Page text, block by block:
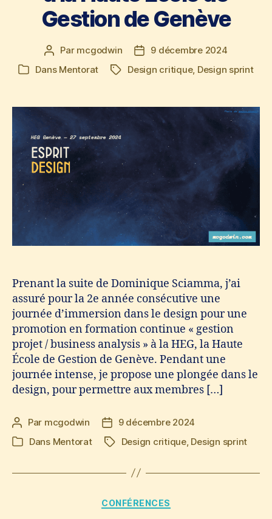
Gestion de Genève
Auteur
de
Par mcgodwin
Date
de
l’article
9 décembre 2024
Catégories
Dans Mentorat Étiquettes
Design critique, Design sprint
Prenant la suite de Dominique Sciamma, j’ai
assuré pour la 2e année consécutive une
journée d’immersion dans le design pour une
promotion en formation continue « gestion
projet / business analysis » à la HEG, la Haute
École de Gestion de Genève. Pendant une
journée intense, je propose une plongée dans le
design, pour permettre aux membres […]
Auteur
de
l’article
Par mcgodwin
Date
de
l’article
9 décembre 2024
Catégories
Dans Mentorat Étiquettes
Design critique, Design sprint
Catégories
CONFÉRENCES